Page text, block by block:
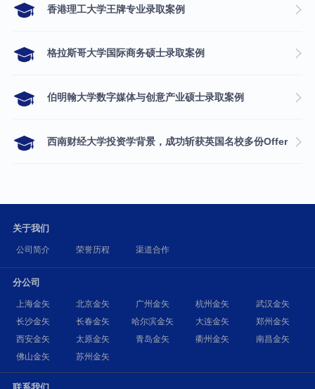
香港理工大学王牌专业录取案例
格拉斯哥大学国际商务硕士录取案例
伯明翰大学数字媒体与创意产业硕士录取案例
西南财经大学投资学背景，成功斩获英国名校多份Offer
关于我们
公司简介 荣誉历程 渠道合作
分公司
上海金矢 北京金矢 广州金矢 杭州金矢
武汉金矢
长沙金矢
长春金矢 哈尔滨金矢 大连金矢
郑州金矢
西安金矢
太原金矢 青岛金矢 衢州金矢
南昌金矢
佛山金矢
苏州金矢